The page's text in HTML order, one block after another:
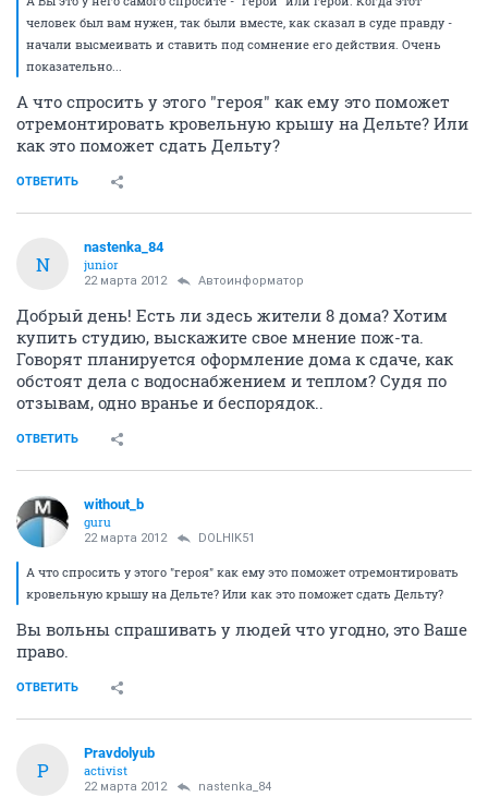
человек был вам нужен, так были вместе, как сказал в суде правду -
начали высмеивать и ставить под сомнение его действия. Очень
показательно...
А что спросить у этого "героя" как ему это поможет
отремонтировать кровельную крышу на Дельте? Или
как это поможет сдать Дельту?
ОТВЕТИТЬ
N
nastenka_84
junior
22 марта 2012 Автоинформатор
Добрый день! Есть ли здесь жители 8 дома? Хотим
купить студию, выскажите свое мнение пож-та.
Говорят планируется оформление дома к сдаче, как
обстоят дела с водоснабжением и теплом? Судя по
отзывам, одно вранье и беспорядок..
ОТВЕТИТЬ
without_b
guru
22 марта 2012 DOLHIK51
А что спросить у этого "героя" как ему это поможет отремонтировать
кровельную крышу на Дельте? Или как это поможет сдать Дельту?
Вы вольны спрашивать у людей что угодно, это Ваше
право.
ОТВЕТИТЬ
P
Pravdolyub
activist
22 марта 2012 nastenka_84